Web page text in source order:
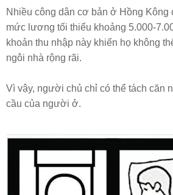
Nhiều công dân cơ bản ở Hồng Kông
mức lương tối thiểu khoảng 5.000-
khoản thu nhập này khiến họ không
ngôi nhà rộng rãi.
Vì vậy, người chủ chỉ có thể tách căn
cầu của người ở.